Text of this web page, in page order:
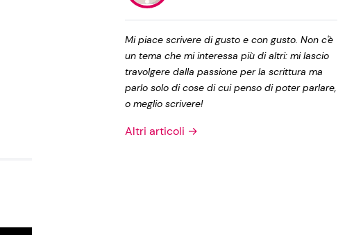
Privacy Policy
Mi piace scrivere di gusto e con gusto. Non c'è
un tema che mi interessa più di altri: mi lascio
travolgere dalla passione per la scrittura ma
parlo solo di cose di cui penso di poter parlare,
o meglio scrivere!
Altri articoli →